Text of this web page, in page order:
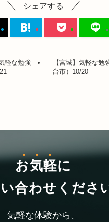
シェアする
軽な勉強
【宮城】気軽な勉
台市）10/20
お気軽に
合わせくださ
気軽な体験から、